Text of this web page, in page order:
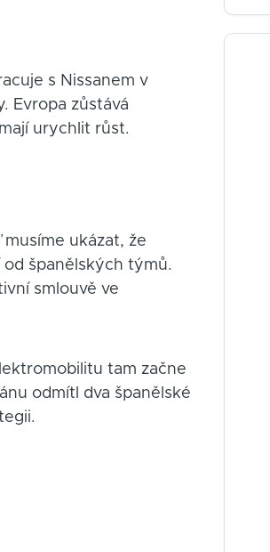
s Nissanem v
Evropa zůstává
urychlit růst.
ukázat, že
španělských týmů.
smlouvě ve
tam začne
odmítl dva španělské